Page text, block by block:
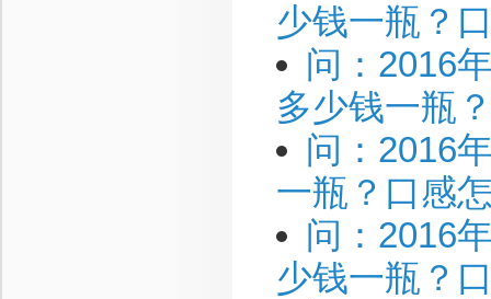
少钱一瓶？
问：2016
多少钱一瓶
问：2016
一瓶？口感
问：2016
少钱一瓶？